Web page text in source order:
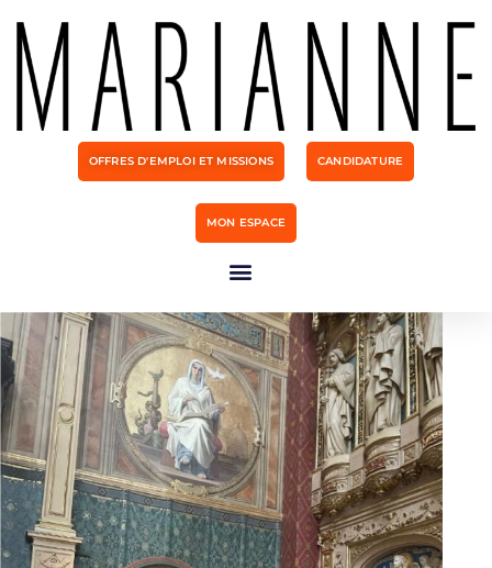
OFFRES D'EMPLOI ET MISSIONS CANDIDATURE
MON ESPACE